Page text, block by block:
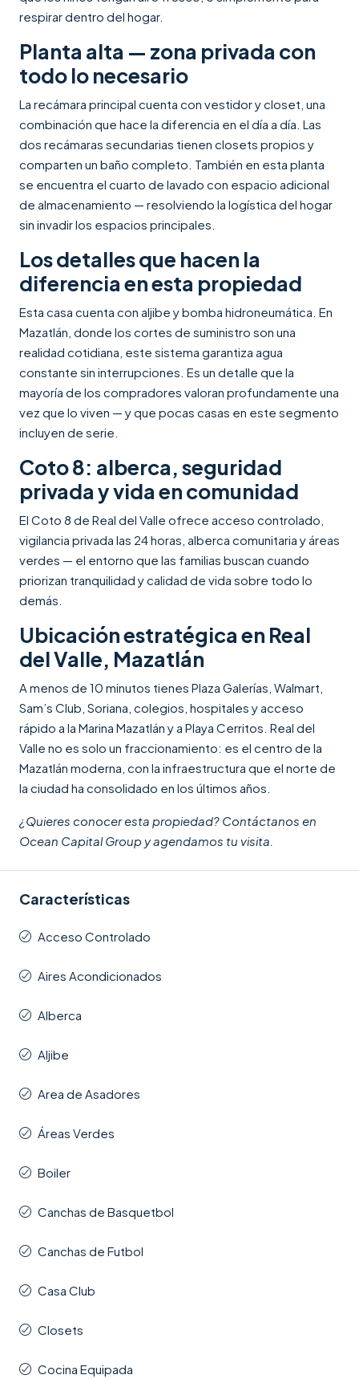
respirar dentro del hogar.
Planta alta — zona privada con
todo lo necesario
La recámara principal cuenta con vestidor y closet, una
combinación que hace la diferencia en el día a día. Las
dos recámaras secundarias tienen closets propios y
comparten un baño completo. También en esta planta
se encuentra el cuarto de lavado con espacio adicional
de almacenamiento — resolviendo la logística del hogar
sin invadir los espacios principales.
Los detalles que hacen la
diferencia en esta propiedad
Esta casa cuenta con aljibe y bomba hidroneumática. En
Mazatlán, donde los cortes de suministro son una
realidad cotidiana, este sistema garantiza agua
constante sin interrupciones. Es un detalle que la
mayoría de los compradores valoran profundamente una
vez que lo viven — y que pocas casas en este segmento
incluyen de serie.
Coto 8: alberca, seguridad
privada y vida en comunidad
El Coto 8 de Real del Valle ofrece acceso controlado,
vigilancia privada las 24 horas, alberca comunitaria y áreas
verdes — el entorno que las familias buscan cuando
priorizan tranquilidad y calidad de vida sobre todo lo
demás.
Ubicación estratégica en Real
del Valle, Mazatlán
A menos de 10 minutos tienes Plaza Galerías, Walmart,
Sam’s Club, Soriana, colegios, hospitales y acceso
rápido a la Marina Mazatlán y a Playa Cerritos. Real del
Valle no es solo un fraccionamiento: es el centro de la
Mazatlán moderna, con la infraestructura que el norte de
la ciudad ha consolidado en los últimos años.
¿Quieres conocer esta propiedad? Contáctanos en
Ocean Capital Group y agendamos tu visita.
Características
Acceso Controlado
Aires Acondicionados
Alberca
Aljibe
Area de Asadores
Áreas Verdes
Boiler
Canchas de Basquetbol
Canchas de Futbol
Casa Club
Closets
Cocina Equipada